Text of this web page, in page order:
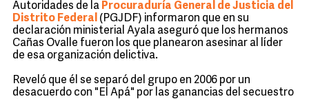
Autoridades de la Procuraduría General de Justicia del
Distrito Federal (PGJDF) informaron que en su
declaración ministerial Ayala aseguró que los hermanos
Cañas Ovalle fueron los que planearon asesinar al líder
de esa organización delictiva.
Reveló que él se separó del grupo en 2006 por un
desacuerdo con "El Apá" por las ganancias del secuestro